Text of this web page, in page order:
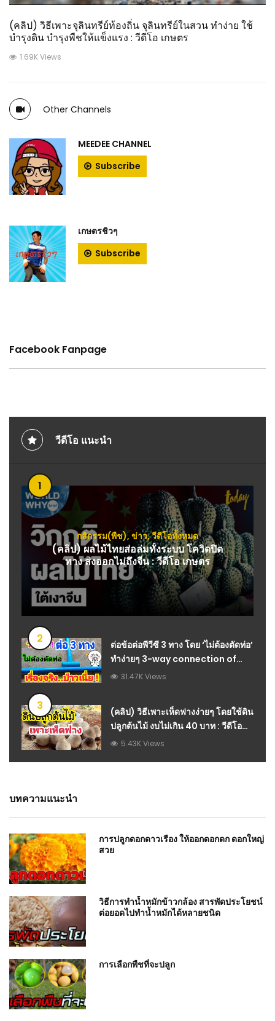
(คลิป) วิธีเพาะจุลินทรีย์ท้องถิ่น จุลินทรีย์ในสวน ทำง่าย ใช้
บำรุงดิน บำรุงพืชให้แข็งแรง : วีดีโอ เกษตร
1.69K Views
Other Channels
MEEDEE CHANNEL
Subscribe
เกษตรชิวๆ
Subscribe
Facebook Fanpage
วีดีโอ แนะนำ
1
กสิกรรม(พืช),ข่าว,วีดีโอทั้งหมด
(คลิป) ผลไม้ไทยส่อล่มทั้งระบบ โควิดปิด
ทาง ส่งออกไม่ถึงจีน : วีดีโอ เกษตร
2
ต่อข้อต่อพีวีซี 3 ทาง โดย ‘ไม่ต้องตัดท่อ’
ทำง่ายๆ 3-way connection of
PVC pipe without cutting the
31.47K Views
3
(คลิป) วิธีเพาะเห็ดฟางง่ายๆ โดยใช้ดิน
ปลูกต้นไม้ งบไม่เกิน 40 บาท : วีดีโอ
เกษตร5.43K Views
บทความแนะนำ
การปลูกดอกดาวเรือง ให้ออกดอกดก ดอกใหญ่
สวย
วิธีการทำน้ำหมักข้าวกล้อง สารพัดประโยชน์
ต่อยอดไปทำน้ำหมักได้หลายชนิด
การเลือกพืชที่จะปลูก